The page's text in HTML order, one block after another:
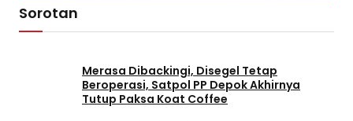
Sorotan
Merasa Dibackingi, Disegel Tetap
Beroperasi, Satpol PP Depok Akhirnya
Tutup Paksa Koat Coffee